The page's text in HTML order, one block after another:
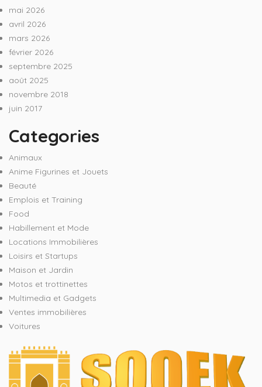
mai 2026
avril 2026
mars 2026
février 2026
septembre 2025
août 2025
novembre 2018
juin 2017
Categories
Animaux
Anime Figurines et Jouets
Beauté
Emplois et Training
Food
Habillement et Mode
Locations Immobilières
Loisirs et Startups
Maison et Jardin
Motos et trottinettes
Multimedia et Gadgets
Ventes immobilières
Voitures